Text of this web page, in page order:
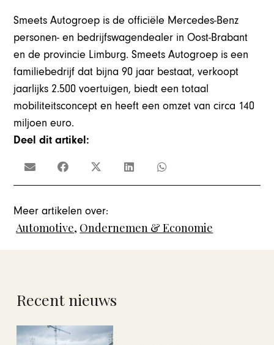
Smeets Autogroep is de officiële Mercedes-Benz
personen- en bedrijfswagendealer in Oost-Brabant
en de provincie Limburg. Smeets Autogroep is een
familiebedrijf dat bijna 90 jaar bestaat, verkoopt
jaarlijks 2.500 voertuigen, biedt een totaal
mobiliteitsconcept en heeft een omzet van circa 140
miljoen euro.
Deel dit artikel:
Meer artikelen over:
Automotive, Ondernemen & Economie
Recent nieuws